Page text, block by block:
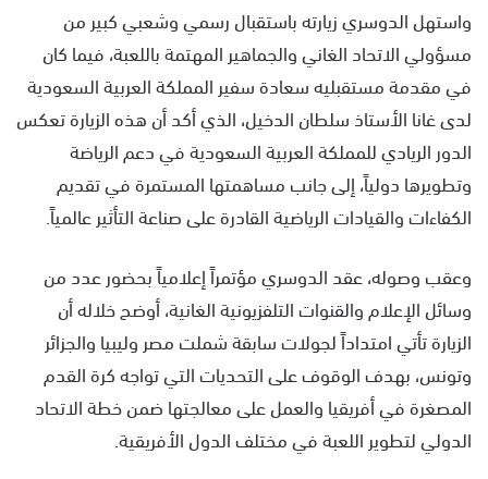
واستهل الدوسري زيارته باستقبال رسمي وشعبي كبير من
مسؤولي الاتحاد الغاني والجماهير المهتمة باللعبة، فيما كان
في مقدمة مستقبليه سعادة سفير المملكة العربية السعودية
لدى غانا الأستاذ سلطان الدخيل، الذي أكد أن هذه الزيارة تعكس
الدور الريادي للمملكة العربية السعودية في دعم الرياضة
وتطويرها دولياً، إلى جانب مساهمتها المستمرة في تقديم
الكفاءات والقيادات الرياضية القادرة على صناعة التأثير عالمياً.
وعقب وصوله، عقد الدوسري مؤتمراً إعلامياً بحضور عدد من
وسائل الإعلام والقنوات التلفزيونية الغانية، أوضح خلاله أن
الزيارة تأتي امتداداً لجولات سابقة شملت مصر وليبيا والجزائر
وتونس، بهدف الوقوف على التحديات التي تواجه كرة القدم
المصغرة في أفريقيا والعمل على معالجتها ضمن خطة الاتحاد
الدولي لتطوير اللعبة في مختلف الدول الأفريقية.